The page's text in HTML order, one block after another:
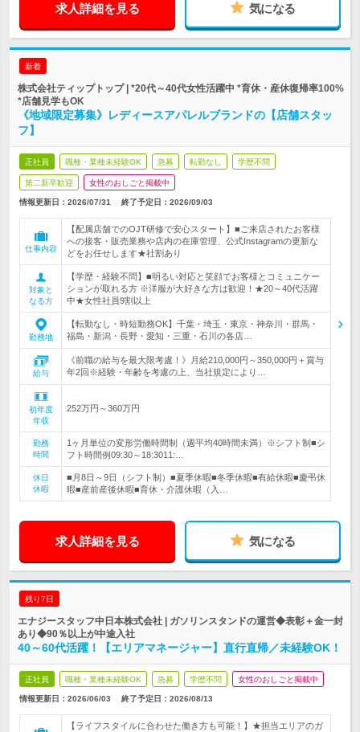
求人詳細を見る 気になる
新着
株式会社ティップトップ | *20代～40代女性活躍中 *育休・産休復帰率100%
*店舗見学もOK
《地域限定募集》レディースアパレルブランドの【店舗スタッ
フ】
正社員 職種・業種未経験OK 急募 転勤なし 学歴不問
第二新卒歓迎 女性のおしごと掲載中
情報更新日：2026/07/31 終了予定日： 2026/09/03
仕事内容
【配属店舗でのOJT研修で安心スタート】■ご来店されたお客様
への接客・販売業務や店内の在庫管理、公式Instagramの更新な
どをお任せします★社割あり
対象と
なる方
【学歴・経験不問】■明るい対応と笑顔でお客様とコミュニケー
ションが取れる方 ※洋服が大好きな方は歓迎！★20～40代活躍
中★女性社員9割以上
勤務地
【転勤なし・時短勤務OK】千葉・埼玉・東京・神奈川・群馬・
福島・新潟・長野・愛知・三重・石川の各店…
給与
《前職の給与を最大限考慮！》月給210,000円～350,000円＋賞与
年2回※経験・年齢を考慮の上、当社規定により…
初年度
年収
252万円～360万円
勤務
時間
1ヶ月単位の変形労働時間制（週平均40時間未満）※シフト制■シ
フト時間例09:30～18:3011:…
休日
休暇
■月8日～9日（シフト制）■夏季休暇■冬季休暇■有給休暇■慶弔休
暇■産前産後休暇■育休・介護休暇（入…
求人詳細を見る 気になる
残り7日
エナジースタッフ中日本株式会社 | ガソリンスタンドの運営◆表彰＋金一封
あり◆90％以上が中途入社
40～60代活躍！【エリアマネージャー】直行直帰／未経験OK！
正社員 職種・業種未経験OK 急募 学歴不問 女性のおしごと掲載中
情報更新日：2026/06/03 終了予定日： 2026/08/13
【ライフスタイルに合わせた働き方も可能！】★担当エリアのガ